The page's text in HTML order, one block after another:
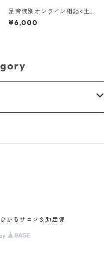
足育個別オンライン相談<土日
も対応可> ベビーの靴選び大
切なポイントお伝えします
¥6,000
かるサロン＆助産院